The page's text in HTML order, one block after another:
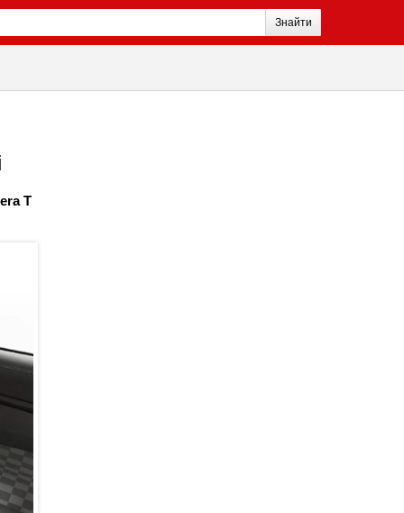
Знайти
T